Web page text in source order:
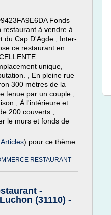
Fonds
restaurant à vendre à
du Cap D'Agde., Inter-
ce restaurant en
unique,
, En pleine rue
300 mètres de la
tenue par un couple.,
À l'intérieure et
200 couverts.,
le murs et fonds de
) pour ce thème
RESTAURANT
-
(31110) -